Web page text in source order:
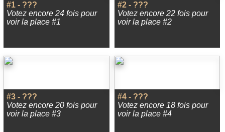
#1 - ???
Votez encore 24 fois pour
voir la place #1
#2 - ???
Votez encore 22 fois pour
voir la place #2
#3 - ???
Votez encore 20 fois pour
voir la place #3
#4 - ???
Votez encore 18 fois pour
voir la place #4